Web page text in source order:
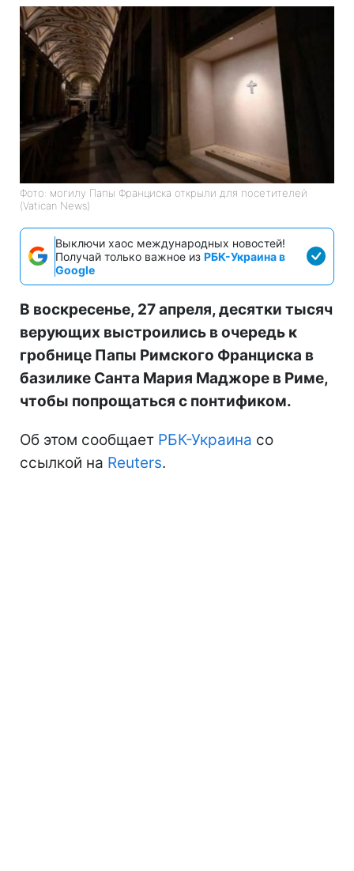
Фото: могилу Папы Франциска открыли для посетителей
(Vatican News)
Выключи хаос международных новостей!
Получай только важное из РБК-Украина в
Google
В воскресенье, 27 апреля, десятки тысяч
верующих выстроились в очередь к
гробнице Папы Римского Франциска в
базилике Санта Мария Маджоре в Риме,
чтобы попрощаться с понтификом.
Об этом сообщает РБК-Украина со
ссылкой на Reuters.